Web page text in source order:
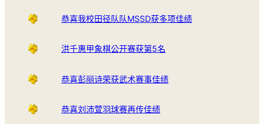
恭喜我校田径队队MSSD获多项佳绩
洪千惠甲象棋公开赛获第5名
恭喜彭丽诗荣获武术赛事佳绩
恭喜刘沛萱羽球赛再传佳绩